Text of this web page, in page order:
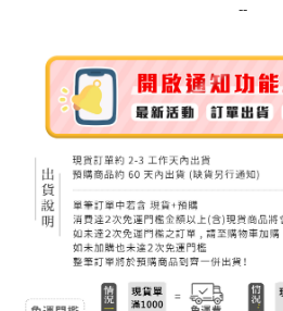
全家取貨付款
每筆NT$80，滿NT$999(含以上)免運費
每筆NT$80，滿NT$999(含以上)免運費
7-11取貨付款
每筆NT$80，滿NT$999(含以上)免運費
7-11純取貨 (先付款
--